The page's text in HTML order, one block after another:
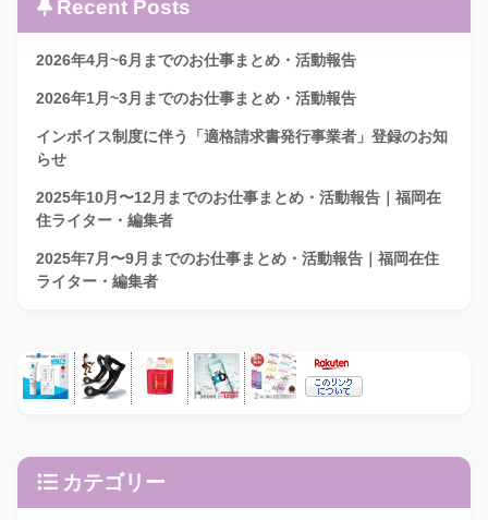
Recent Posts
2026年4月~6月までのお仕事まとめ・活動報告
2026年1月~3月までのお仕事まとめ・活動報告
インボイス制度に伴う「適格請求書発行事業者」登録のお知
らせ
2025年10月〜12月までのお仕事まとめ・活動報告｜福岡在
住ライター・編集者
2025年7月〜9月までのお仕事まとめ・活動報告｜福岡在住
ライター・編集者
カテゴリー